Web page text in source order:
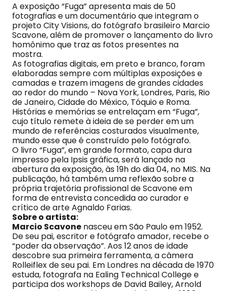
A exposição “Fuga” apresenta mais de 50
fotografias e um documentário que integram o
projeto City Visions, do fotógrafo brasileiro Marcio
Scavone, além de promover o lançamento do livro
homônimo que traz as fotos presentes na
mostra.
As fotografias digitais, em preto e branco, foram
elaboradas sempre com múltiplas exposições e
camadas e trazem imagens de grandes cidades
ao redor do mundo – Nova York, Londres, Paris, Rio
de Janeiro, Cidade do México, Tóquio e Roma.
Histórias e memórias se entrelaçam em “Fuga”,
cujo título remete à ideia de se perder em um
mundo de referências costurados visualmente,
mundo esse que é construído pelo fotógrafo.
O livro “Fuga”, em grande formato, capa dura
impresso pela Ipsis gráfica, será lançado na
abertura da exposição, às 19h do dia 04, no MIS. Na
publicação, há também uma reflexão sobre a
própria trajetória profissional de Scavone em
forma de entrevista concedida ao curador e
crítico de arte Agnaldo Farias.
Sobre o artista:
Marcio Scavone nasceu em São Paulo em 1952.
De seu pai, escritor e fotógrafo amador, recebe o
“poder da observação”. Aos 12 anos de idade
descobre sua primeira ferramenta, a câmera
Rolleiflex de seu pai. Em Londres na década de 1970
estuda, fotografa na Ealing Technical College e
participa dos workshops de David Bailey, Arnold